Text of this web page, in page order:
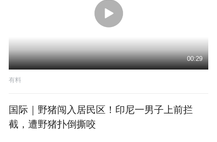
00:29
有料
国际｜野猪闯入居民区！印尼一男子上前拦
截，遭野猪扑倒撕咬